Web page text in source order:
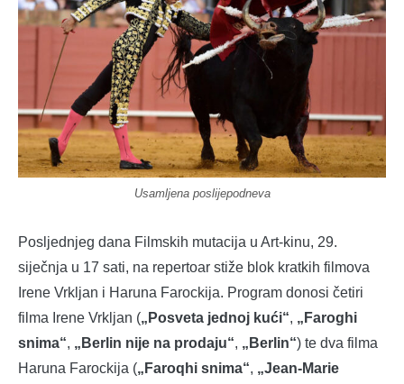
Usamljena poslijepodneva
Posljednjeg dana Filmskih mutacija u Art-kinu, 29.
siječnja u 17 sati, na repertoar stiže blok kratkih filmova
Irene Vrkljan i Haruna Farockija. Program donosi četiri
filma Irene Vrkljan („Posveta jednoj kući“, „Faroghi
snima“, „Berlin nije na prodaju“, „Berlin“) te dva filma
Haruna Farockija („Faroqhi snima“, „Jean-Marie